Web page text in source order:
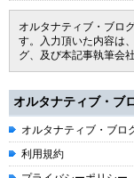
オルタナティブ・ブロ
す。入力頂いた内容は
グ、及び本記事執筆会
オルタナティブ・ブ
オルタナティブ・ブロ
利用規約